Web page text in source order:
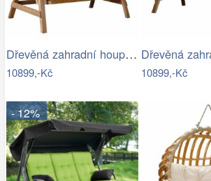
Dřevěná zahradní houpačka Lucas pro 4…
10899,-Kč 10899,-Kč
- 12%